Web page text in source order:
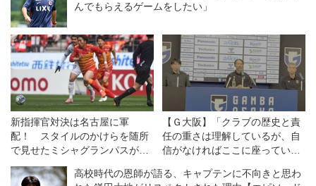
んでもらえるゲームをしたい」
新指揮官対決は名古屋に軍
配！ スタイルのかけらを随所
で見せたミシャグランパスが吉
田エスパルスに１−０で勝利
◎J1第1節
【Ｇ大阪】「クラブの歴史と責
任の重さは理解しているが、自
信がなければここに座っていな
神智和・新監督が目指すのはど
高校時代の恩師が語る、キャプテンに不向きと思わ